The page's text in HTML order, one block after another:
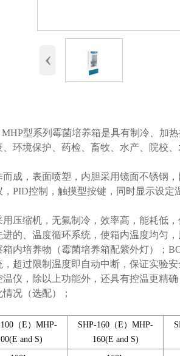
‹
型系列霉菌培养箱是具有制冷、加
环境保护、药检、畜牧、水产、院校
成，表面喷塑，内胆采用镜面不锈钢
PID控制，触摸型按键，同时显示设
压缩机，无氟制冷，效率高，能耗低，
的、温度循环系统，使箱内温度均匀，
内培养物（霉菌培养箱配紫外灯）；
超过限制温度即自动中断，保证实验安
仪，除以上功能外，还具有控温更精
况（选配）；
（E）MHP-
and S)
SHP-160（E）MHP-
160(E and S)